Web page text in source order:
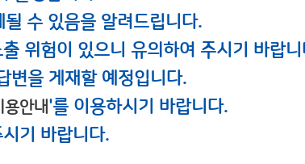
수 있음을 알려드립니다.
위험이 있으니 유의하여 주시기 바랍니
변을 게재할 예정입니다.
안내'를 이용하시기 바랍니다.
기 바랍니다.